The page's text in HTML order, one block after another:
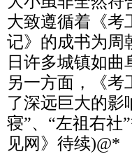
大致遵循着《考
记》的成书为周
日许多城镇如
另一方面，《考
了深远巨大的影
寝”、“左祖右
见网》待续)@*